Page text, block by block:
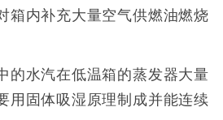
箱内补充大量空气供燃油燃烧
水汽在低温箱的蒸发器大量
用固体吸湿原理制成并能连续